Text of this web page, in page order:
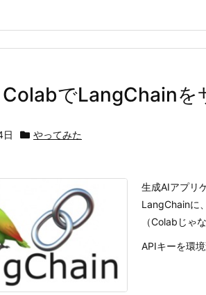
でLangChainを
日 やってみた
生成AIアプリ
LangChainに
（Colabじゃ
APIキーを環